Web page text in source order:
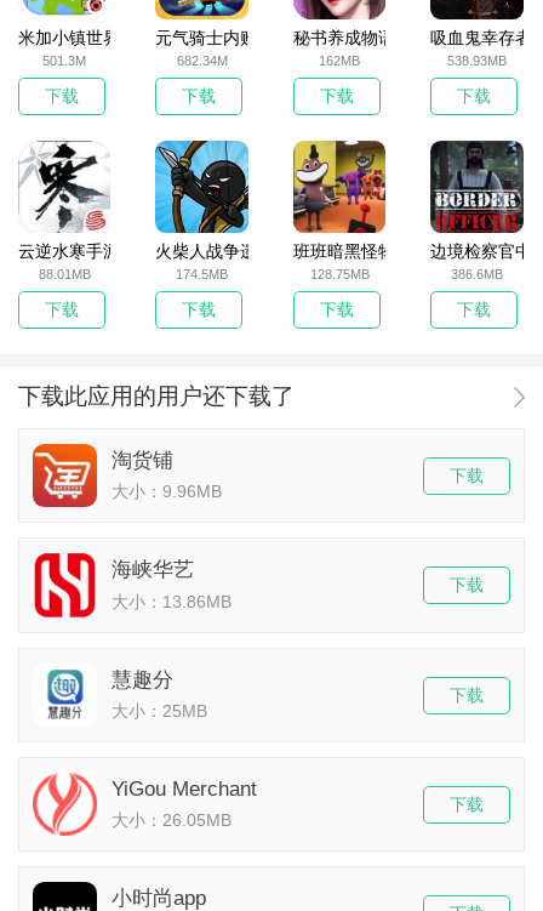
米加小镇世界2025官方版
501.3M
下载
元气骑士内购破解版
682.34M
下载
秘书养成物语
162MB
下载
吸血鬼幸存者
538.93MB
下载
云逆水寒手游
88.01MB
下载
火柴人战争遗产无敌版
174.5MB
下载
班班暗黑怪物生存挑战5
128.75MB
下载
边境检察官中
386.6MB
下载
下载此应用的用户还下载了
淘货铺
大小：9.96MB
下载
海峡华艺
大小：13.86MB
下载
慧趣分
大小：25MB
下载
YiGou Merchant
大小：26.05MB
下载
小时尚app